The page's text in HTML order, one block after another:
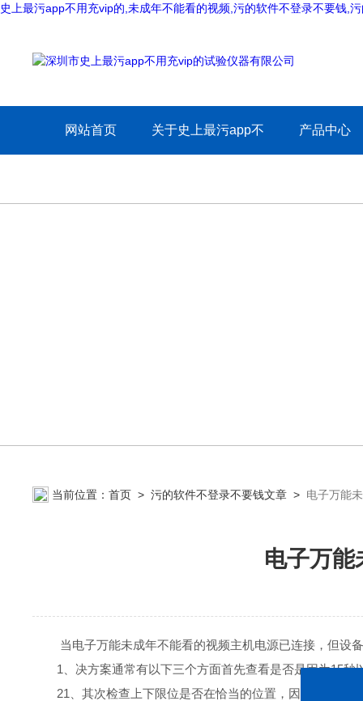
史上最污app不用充vip的,未成年不能看的视频,污的软件不登录不要钱,
网站首页 关于史上最污app不 产品中心
当前位置： 首页 > 污的软件不登录不要钱文章 > 电子万能未
电子万能
当电子万能未成年不能看的视频主机电源已连接，但设备不
1、决方案通常有以下三个方面首先查看是否是因为15秒以
21、其次检查上下限位是否在恰当的位置，因为电子